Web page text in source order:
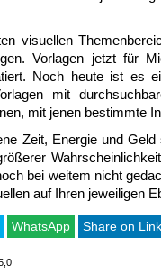
visuellen
Vorlagen jetzt für
Noch heute ist es
mit
mit jenen bestimmte
Zeit, Energie und
bei weitem nicht
auf Ihren jeweiligen
WhatsApp Share on